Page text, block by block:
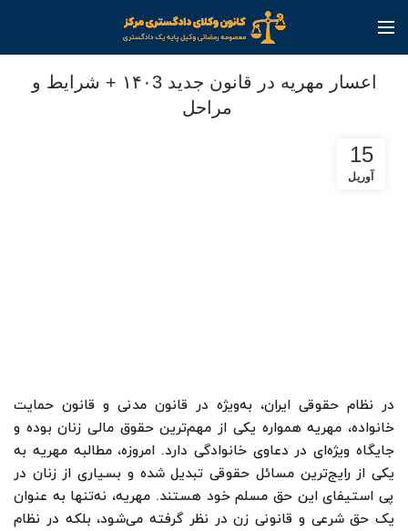
بلاگ
اعسار مهریه در قانون جدید ۱۴۰3 + شرایط و
مراحل
15
آوریل
در نظام حقوقی ایران، به‌ویژه در قانون مدنی و قانون حمایت
خانواده، مهریه همواره یکی از مهم‌ترین حقوق مالی زنان بوده و
جایگاه ویژه‌ای در دعاوی خانوادگی دارد. امروزه، مطالبه مهریه به
یکی از رایج‌ترین مسائل حقوقی تبدیل شده و بسیاری از زنان در
پی استیفای این حق مسلم خود هستند. مهریه، نه‌تنها به عنوان
یک حق شرعی و قانونی زن در نظر گرفته می‌شود، بلکه در نظام